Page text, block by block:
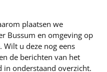
plaatsen we
Bussum en omgeving op
Wilt u deze nog eens
de berichten van het
in onderstaand overzicht.